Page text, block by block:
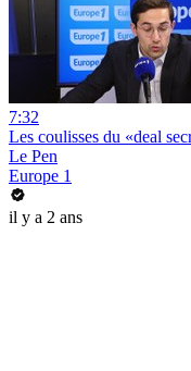
7:32
Les coulisses du «deal
Le Pen
Europe 1
il y a 2 ans